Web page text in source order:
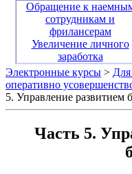
Обращение к
сотрудникам и
фрилансерам
Увеличение личного
заработка
Электронные курсы >
оперативно
5. Управление развитием
Часть 5.